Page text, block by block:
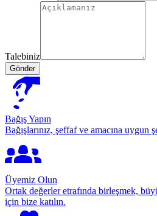
Talebiniz
Gönder
Bağış Yapın
Bağışlarınız, şeffaf ve amacına
Üyemiz Olun
Ortak değerler etrafında birleşmek,
için bize katılın.